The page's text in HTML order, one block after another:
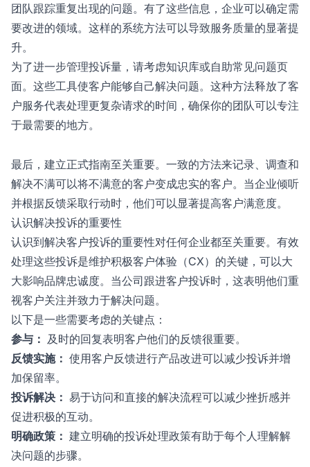
团队跟踪重复出现的问题。有了这些信息，企业可以确定需
要改进的领域。这样的系统方法可以导致服务质量的显著提
升。
为了进一步管理投诉量，请考虑知识库或自助常见问题页
面。这些工具使客户能够自己解决问题。这种方法释放了客
户服务代表处理更复杂请求的时间，确保你的团队可以专注
于最需要的地方。
最后，建立正式指南至关重要。一致的方法来记录、调查和
解决不满可以将不满意的客户变成忠实的客户。当企业倾听
并根据反馈采取行动时，他们可以显著提高客户满意度。
认识解决投诉的重要性
认识到解决客户投诉的重要性对任何企业都至关重要。有效
处理这些投诉是维护积极客户体验（CX）的关键，可以大
大影响品牌忠诚度。当公司跟进客户投诉时，这表明他们重
视客户关注并致力于解决问题。
以下是一些需要考虑的关键点：
参与： 及时的回复表明客户他们的反馈很重要。
反馈实施： 使用客户反馈进行产品改进可以减少投诉并增
加保留率。
投诉解决： 易于访问和直接的解决流程可以减少挫折感并
促进积极的互动。
明确政策： 建立明确的投诉处理政策有助于每个人理解解
决问题的步骤。